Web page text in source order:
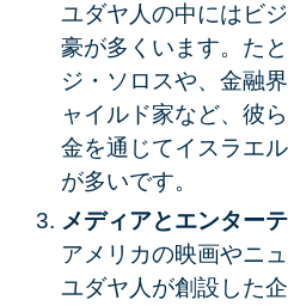
ユダヤ人の中にはビ
豪が多くいます。た
ジ・ソロスや、金融
ャイルド家など、彼
金を通じてイスラエ
が多いです。
メディアとエンター
アメリカの映画やニ
ユダヤ人が創設した